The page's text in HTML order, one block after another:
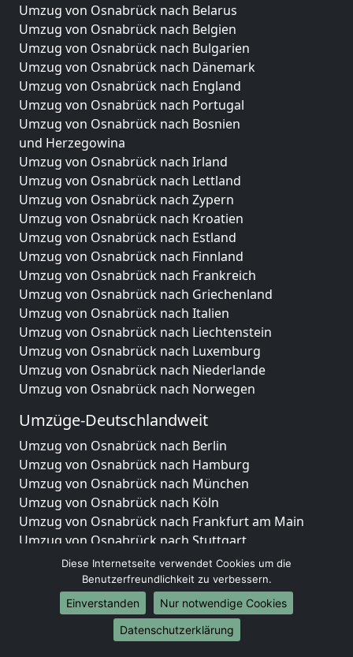
Umzug von Osnabrück nach Belarus
Umzug von Osnabrück nach Belgien
Umzug von Osnabrück nach Bulgarien
Umzug von Osnabrück nach Dänemark
Umzug von Osnabrück nach England
Umzug von Osnabrück nach Portugal
Umzug von Osnabrück nach Bosnien
und Herzegowina
Umzug von Osnabrück nach Irland
Umzug von Osnabrück nach Lettland
Umzug von Osnabrück nach Zypern
Umzug von Osnabrück nach Kroatien
Umzug von Osnabrück nach Estland
Umzug von Osnabrück nach Finnland
Umzug von Osnabrück nach Frankreich
Umzug von Osnabrück nach Griechenland
Umzug von Osnabrück nach Italien
Umzug von Osnabrück nach Liechtenstein
Umzug von Osnabrück nach Luxemburg
Umzug von Osnabrück nach Niederlande
Umzug von Osnabrück nach Norwegen
Umzüge-Deutschlandweit
Umzug von Osnabrück nach Berlin
Umzug von Osnabrück nach Hamburg
Umzug von Osnabrück nach München
Umzug von Osnabrück nach Köln
Umzug von Osnabrück nach Frankfurt am Main
Umzug von Osnabrück nach Stuttgart
Umzug von Osnabrück nach Düsseldorf
Umzug von Osnabrück nach Leipzig
Umzug von Osnabrück nach Dortmund
Umzug von Osnabrück nach Essen
Umzug von Osnabrück nach Bremen
Diese Internetseite verwendet Cookies um die
Benutzerfreundlichkeit zu verbessern.
Einverstanden
Nur notwendige Cookies
Datenschutzerklärung